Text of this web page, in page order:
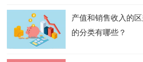
产值和销售收入的
的分类有哪些？